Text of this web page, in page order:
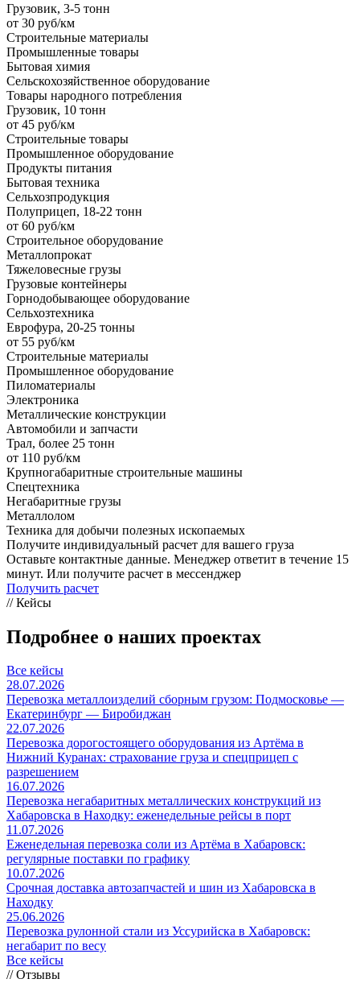
Грузовик, 3-5 тонн
от 30 руб/км
Строительные материалы
Промышленные товары
Бытовая химия
Сельскохозяйственное оборудование
Товары народного потребления
Грузовик, 10 тонн
от 45 руб/км
Строительные товары
Промышленное оборудование
Продукты питания
Бытовая техника
Сельхозпродукция
Полуприцеп, 18-22 тонн
от 60 руб/км
Строительное оборудование
Металлопрокат
Тяжеловесные грузы
Грузовые контейнеры
Горнодобывающее оборудование
Сельхозтехника
Еврофура, 20-25 тонны
от 55 руб/км
Строительные материалы
Промышленное оборудование
Пиломатериалы
Электроника
Металлические конструкции
Автомобили и запчасти
Трал, более 25 тонн
от 110 руб/км
Крупногабаритные строительные машины
Спецтехника
Негабаритные грузы
Металлолом
Техника для добычи полезных ископаемых
Получите индивидуальный расчет для вашего груза
Оставьте контактные данные. Менеджер ответит в течение 15
минут. Или получите расчет в мессенджер
Получить расчет
// Кейсы
Подробнее о наших проектах
Все кейсы
28.07.2026
Перевозка металлоизделий сборным грузом: Подмосковье —
Екатеринбург — Биробиджан
22.07.2026
Перевозка дорогостоящего оборудования из Артёма в
Нижний Куранах: страхование груза и спецприцеп с
разрешением
16.07.2026
Перевозка негабаритных металлических конструкций из
Хабаровска в Находку: еженедельные рейсы в порт
11.07.2026
Еженедельная перевозка соли из Артёма в Хабаровск:
регулярные поставки по графику
10.07.2026
Срочная доставка автозапчастей и шин из Хабаровска в
Находку
25.06.2026
Перевозка рулонной стали из Уссурийска в Хабаровск:
негабарит по весу
Все кейсы
// Отзывы